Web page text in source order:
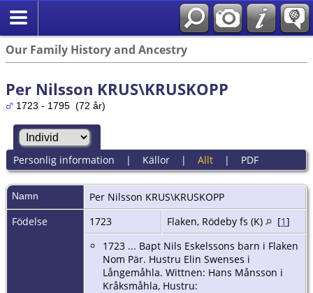
Our Family History and Ancestry
Per Nilsson KRUS\KRUSKOPP
1723 - 1795 (72 år)
Personlig information | Källor| Allt| PDF
Namn Per Nilsson KRUS\KRUSKOPP
Födelse
1723 Flaken, Rödeby fs (K) [1]
1723 ... Bapt Nils Eskelssons barn i Flaken
Nom Pär. Hustru Elin Swenses i
Långemåhla. Wittnen: Hans Månsson i
Kråksmåhla, Hustru: